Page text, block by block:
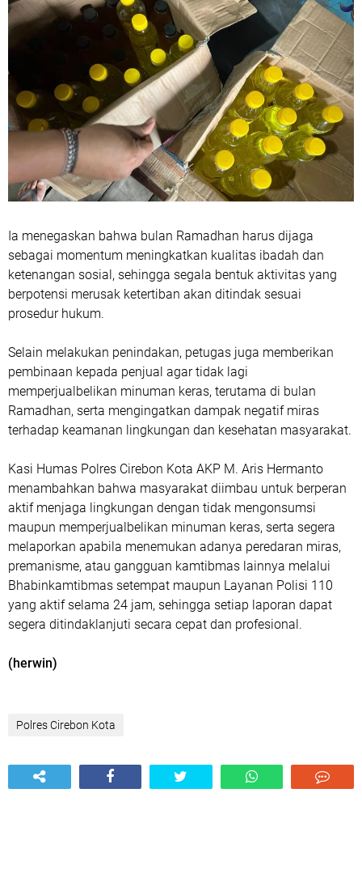
Ia menegaskan bahwa bulan Ramadhan harus dijaga
sebagai momentum meningkatkan kualitas ibadah dan
ketenangan sosial, sehingga segala bentuk aktivitas yang
berpotensi merusak ketertiban akan ditindak sesuai
prosedur hukum.
Selain melakukan penindakan, petugas juga memberikan
pembinaan kepada penjual agar tidak lagi
memperjualbelikan minuman keras, terutama di bulan
Ramadhan, serta mengingatkan dampak negatif miras
terhadap keamanan lingkungan dan kesehatan masyarakat.
Kasi Humas Polres Cirebon Kota AKP M. Aris Hermanto
menambahkan bahwa masyarakat diimbau untuk berperan
aktif menjaga lingkungan dengan tidak mengonsumsi
maupun memperjualbelikan minuman keras, serta segera
melaporkan apabila menemukan adanya peredaran miras,
premanisme, atau gangguan kamtibmas lainnya melalui
Bhabinkamtibmas setempat maupun Layanan Polisi 110
yang aktif selama 24 jam, sehingga setiap laporan dapat
segera ditindaklanjuti secara cepat dan profesional.
(herwin)
Polres Cirebon Kota